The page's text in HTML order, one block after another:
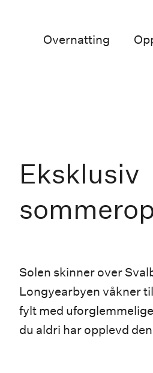
Overnatting
Eksklusiv
Solen skinner over
Longyearbyen våkner
fylt med
du aldri har opplevd